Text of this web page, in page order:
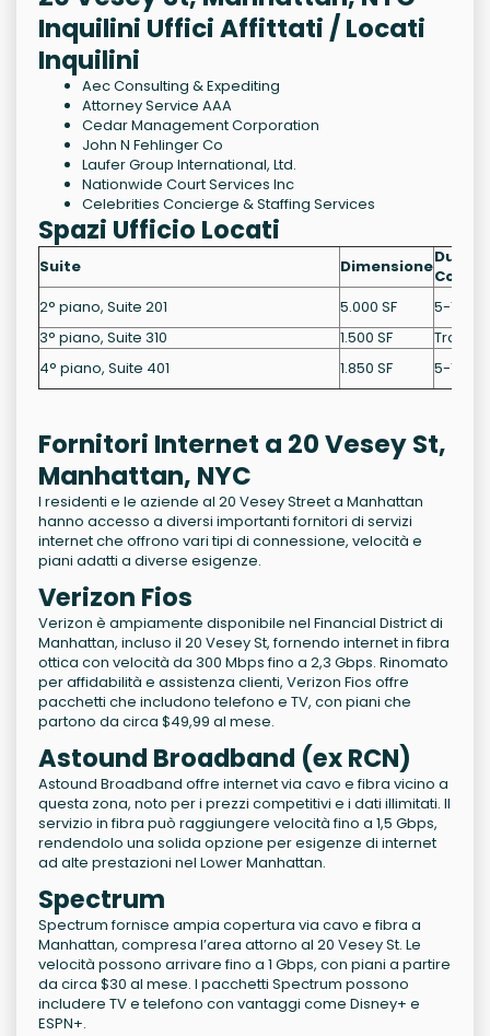
Inquilini Uffici Affittati / Locati
Inquilini
Aec Consulting & Expediting
Attorney Service AAA
Cedar Management Corporation
John N Fehlinger Co
Laufer Group International, Ltd.
Nationwide Court Services Inc
Celebrities Concierge & Staffing Services
Spazi Ufficio Locati
Suite DimensioneDurata
2° piano, Suite 201
5.000 SF
5-10
3° piano, Suite 310
1.500 SF
4° piano, Suite 401
1.850 SF 5-10
Fornitori Internet a 20 Vesey St,
Manhattan, NYC
I residenti e le aziende al 20 Vesey Street a Manhattan
hanno accesso a diversi importanti fornitori di servizi
internet che offrono vari tipi di connessione, velocità e
piani adatti a diverse esigenze.
Verizon Fios
Verizon è ampiamente disponibile nel Financial District di
Manhattan, incluso il 20 Vesey St, fornendo internet in fibra
ottica con velocità da 300 Mbps fino a 2,3 Gbps. Rinomato
per affidabilità e assistenza clienti, Verizon Fios offre
pacchetti che includono telefono e TV, con piani che
partono da circa $49,99 al mese.
Astound Broadband (ex RCN)
Astound Broadband offre internet via cavo e fibra vicino a
questa zona, noto per i prezzi competitivi e i dati illimitati. Il
servizio in fibra può raggiungere velocità fino a 1,5 Gbps,
rendendolo una solida opzione per esigenze di internet
ad alte prestazioni nel Lower Manhattan.
Spectrum
Spectrum fornisce ampia copertura via cavo e fibra a
Manhattan, compresa l’area attorno al 20 Vesey St. Le
velocità possono arrivare fino a 1 Gbps, con piani a partire
da circa $30 al mese. I pacchetti Spectrum possono
includere TV e telefono con vantaggi come Disney+ e
ESPN+.